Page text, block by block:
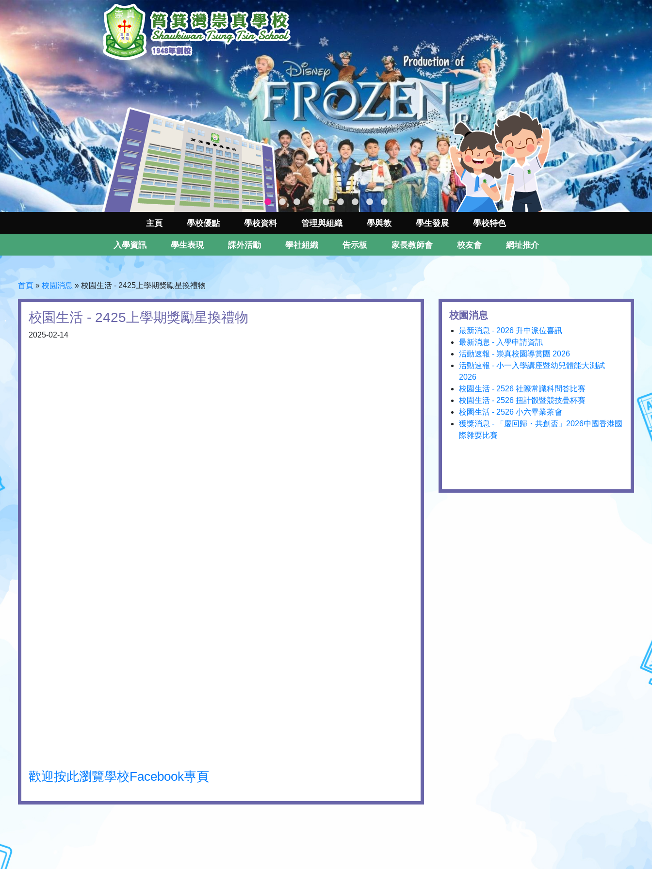
主頁 學校優點 學校資料 管理與組織 學與教 學生發展 學校特色
入學資訊 學生表現 課外活動 學社組織 告示板 家長教師會 校友會 網址推介
首頁 » 校園消息 » 校園生活 - 2425上學期獎勵星換禮物
校園生活 - 2425上學期獎勵星換禮物
2025-02-14
歡迎按此瀏覽學校Facebook專頁
校園消息
最新消息 - 2026 升中派位喜訊
最新消息 - 入學申請資訊
活動速報 - 崇真校園導賞團 2026
活動速報 - 小一入學講座暨幼兒體能大測試
2026
校園生活 - 2526 社際常識科問答比賽
校園生活 - 2526 扭計骰暨競技疊杯賽
校園生活 - 2526 小六畢業茶會
獲獎消息 - 「慶回歸・共創盃」2026中國香港國
際雜耍比賽